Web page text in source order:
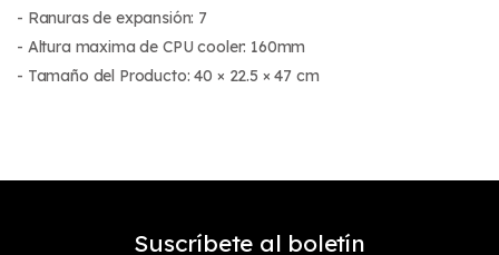
- Ranuras de expansión: 7
- Altura maxima de CPU cooler: 160mm
- Tamaño del Producto: 40 × 22.5 × 47 cm
Suscríbete al boletín